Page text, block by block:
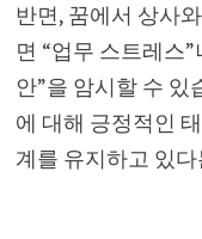
반면, 꿈에서 상사
면 “업무 스트레스
안”을 암시할 수 있
에 대해 긍정적인
계를 유지하고 있